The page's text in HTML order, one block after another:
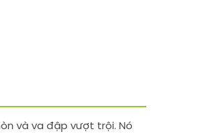
và va đập vượt trội. Nó